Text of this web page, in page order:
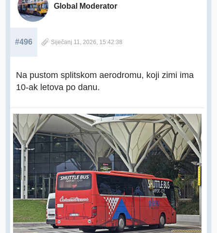
Global Moderator
#496 Siječanj 11, 2026, 15:42:38
Na pustom splitskom aerodromu, koji zimi ima
10-ak letova po danu.